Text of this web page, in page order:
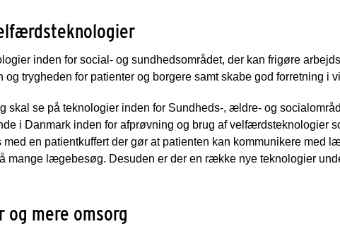
inden for social- og sundhedsområdet, der kan frigøre
og trygheden for patienter og borgere samt skabe god forretning i
skal se på teknologier inden for Sundheds-, ældre- og
i Danmark inden for afprøvning og brug af velfærdsteknologier
en patientkuffert der gør at patienten kan kommunikere med
mange lægebesøg. Desuden er der en række nye teknologier
og mere omsorg